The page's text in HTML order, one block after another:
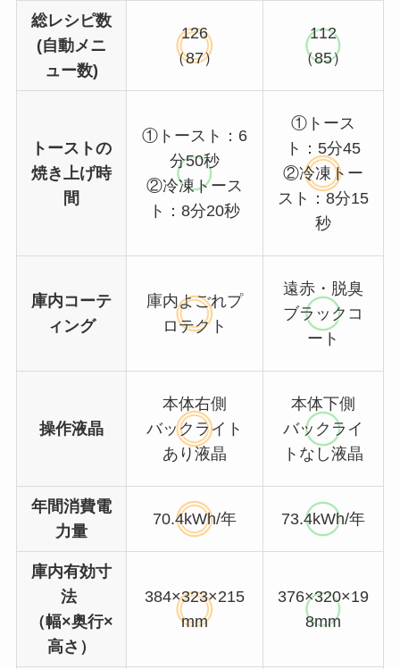
総レシピ数
(自動メニ
ュー数)
126
（87）
112
（85）
トーストの
焼き上げ時
間
①トースト：6
分50秒
②冷凍トース
ト：8分20秒
①トース
ト：5分45
②冷凍トー
スト：8分15
秒
庫内コーテ
ィング
庫内よごれプ
ロテクト
遠赤・脱臭
ブラックコ
ート
操作液晶
本体右側
バックライト
あり液晶
本体下側
バックライ
トなし液晶
年間消費電
力量
70.4kWh/年 73.4kWh/年
庫内有効寸
法
（幅×奥行×
高さ）
384×323×215
mm
376×320×19
8mm